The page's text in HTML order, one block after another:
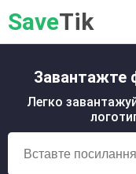
SaveTik
Завантажте
Легко